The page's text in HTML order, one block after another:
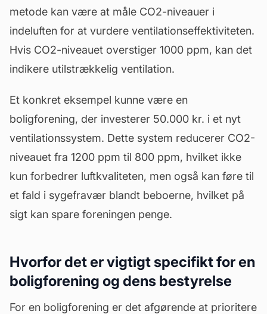
metode kan være at måle CO2-niveauer i
indeluften for at vurdere ventilationseffektiviteten.
Hvis CO2-niveauet overstiger 1000 ppm, kan det
indikere utilstrækkelig ventilation.
Et konkret eksempel kunne være en
boligforening, der investerer 50.000 kr. i et nyt
ventilationssystem. Dette system reducerer CO2-
niveauet fra 1200 ppm til 800 ppm, hvilket ikke
kun forbedrer luftkvaliteten, men også kan føre til
et fald i sygefravær blandt beboerne, hvilket på
sigt kan spare foreningen penge.
Hvorfor det er vigtigt specifikt for en
boligforening og dens bestyrelse
For en boligforening er det afgørende at prioritere